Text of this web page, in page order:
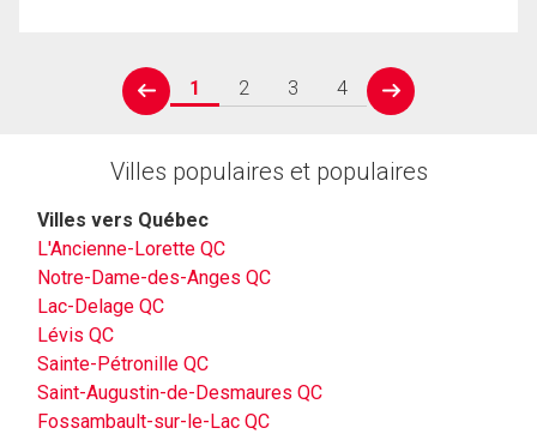
prev
1 2 3 4
next
Villes populaires et populaires
Villes vers Québec
L'Ancienne-Lorette QC
Notre-Dame-des-Anges QC
Lac-Delage QC
Lévis QC
Sainte-Pétronille QC
Saint-Augustin-de-Desmaures QC
Fossambault-sur-le-Lac QC